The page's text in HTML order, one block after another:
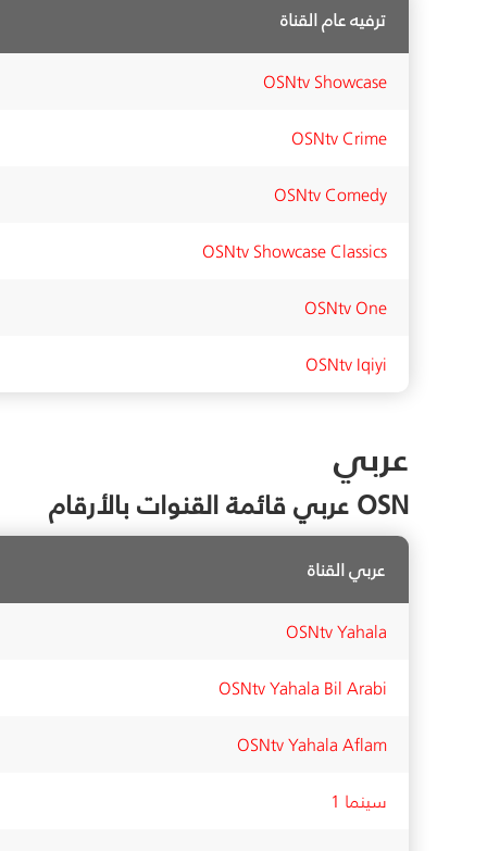
ترفيه عام القناة
OSNtv Showcase
OSNtv Crime
OSNtv Comedy
OSNtv Showcase Classics
OSNtv One
OSNtv Iqiyi
عربي
OSN عربي قائمة القنوات بالأرقام
عربي القناة
OSNtv Yahala
OSNtv Yahala Bil Arabi
OSNtv Yahala Aflam
سينما 1